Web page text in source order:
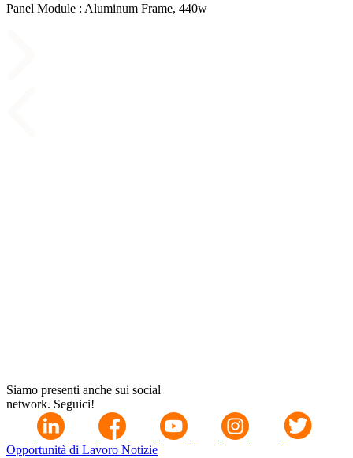
Panel Module : Aluminum Frame, 440w
Siamo presenti anche sui social
network. Seguici!
Opportunità di Lavoro Notizie